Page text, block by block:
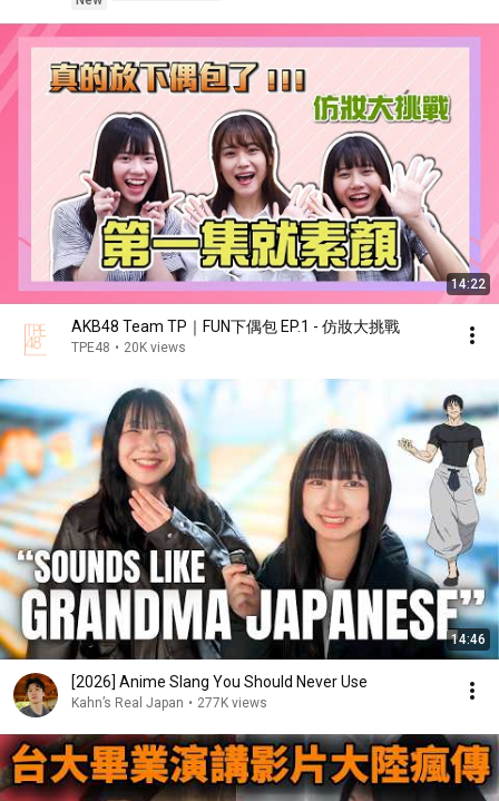
14:22
AKB48 Team TP｜FUN下偶包 EP.1 - 仿妝大挑戰
TPE48 • 20K views
14:46
[2026] Anime Slang You Should Never Use
Kahn’s Real Japan • 277K views